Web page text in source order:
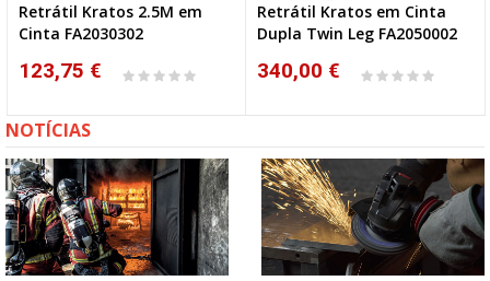
Retrátil Kratos 2.5M em
Cinta FA2030302
123,75 €
Retrátil Kratos em Cinta
Dupla Twin Leg FA2050002
340,00 €
NOTÍCIAS